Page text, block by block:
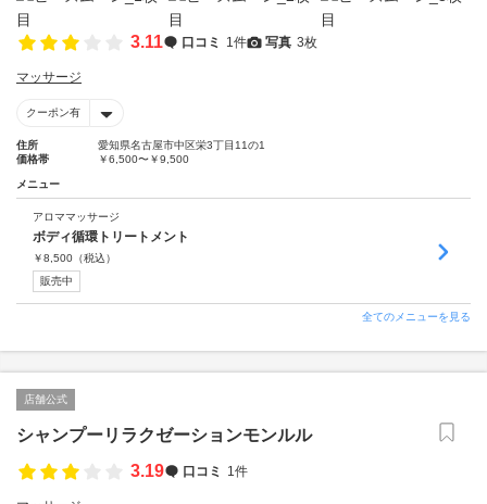
3.11 口コミ 1件 写真 3枚
マッサージ
クーポン有
住所
愛知県名古屋市中区栄3丁目11の1
価格帯
￥6,500〜￥9,500
メニュー
アロママッサージ
ボディ循環トリートメント
￥8,500 （税込）
販売中
全てのメニューを見る
店舗公式
シャンプーリラクゼーションモンルル
3.19
口コミ 1件